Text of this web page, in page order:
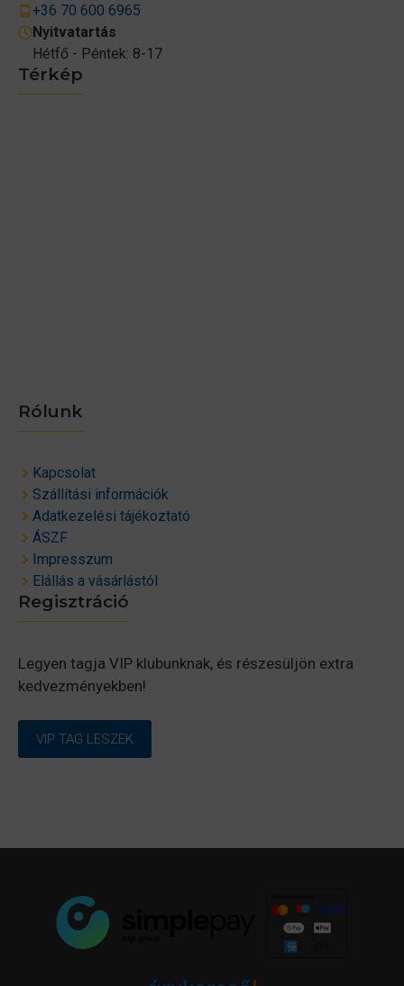
Térkép
Rólunk
Kapcsolat
Szállítási információk
Adatkezelési tájékoztató
ÁSZF
Impresszum
Elállás a vásárlástól
+36 70 600 6965
Nyitvatartás
Hétfő - Péntek: 8-17
Regisztráció
Legyen tagja VIP klubunknak, és részesüljön extra
kedvezményekben!
VIP TAG LESZEK